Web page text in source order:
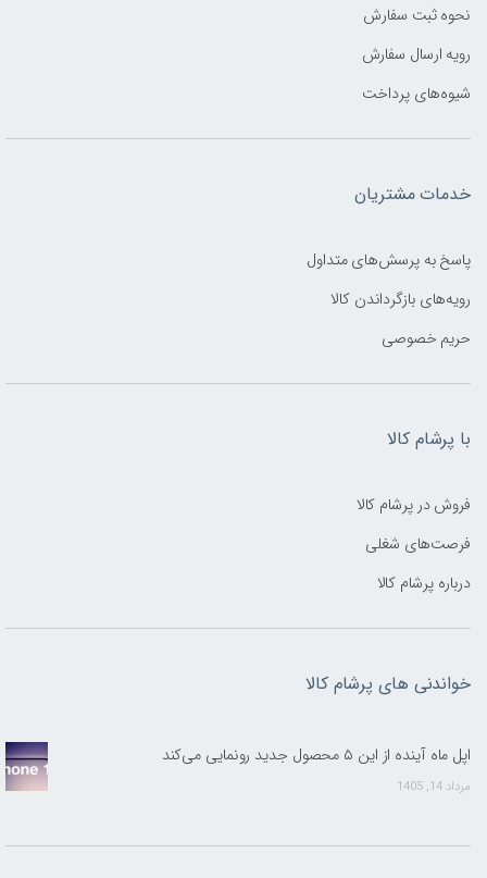
نحوه ثبت سفارش
رویه ارسال سفارش
شیوه‌های پرداخت
خدمات مشتریان
پاسخ به پرسش‌های متداول
رویه‌های بازگرداندن کالا
حریم خصوصی
با پرشام کالا
فروش در پرشام کالا
فرصت‌های شغلی
درباره پرشام کالا
خواندنی های پرشام کالا
اپل ماه آینده از این ۵ محصول جدید رونمایی می‌کند
مرداد 14, 1405